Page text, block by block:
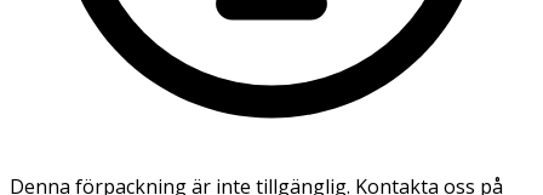
Denna förpackning är inte tillgänglig. Kontakta oss på